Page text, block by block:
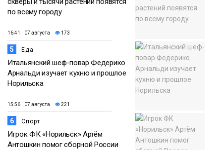
по всему городу
16:41 07 августа 173
5 Еда
Итальянский шеф-повар Федерико
Арнальди изучает кухню и прошлое
Норильска
15:56 07 августа 221
6 Спорт
Игрок ФК «Норильск» Артём
Антошкин помог сборной России